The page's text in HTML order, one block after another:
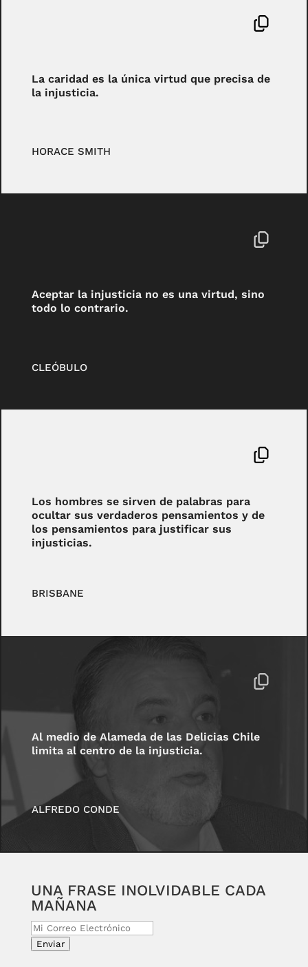
La caridad es la única virtud que precisa de
la injusticia.
HORACE SMITH
Aceptar la injusticia no es una virtud, sino
todo lo contrario.
CLEÓBULO
Los hombres se sirven de palabras para
ocultar sus verdaderos pensamientos y de
los pensamientos para justificar sus
injusticias.
BRISBANE
Al medio de Alameda de las Delicias Chile
limita al centro de la injusticia.
ALFREDO CONDE
UNA FRASE INOLVIDABLE CADA
MAÑANA
Enviar